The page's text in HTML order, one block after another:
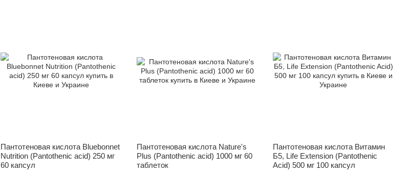
Пантотеновая кислота Bluebonnet
Nutrition (Pantothenic acid) 250 мг
60 капсул
Пантотеновая кислота Nature's
Plus (Pantothenic acid) 1000 мг 60
таблеток
Пантотеновая кислота Витамин
Б5, Life Extension (Pantothenic
Acid) 500 мг 100 капсул